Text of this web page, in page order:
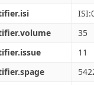
35
11